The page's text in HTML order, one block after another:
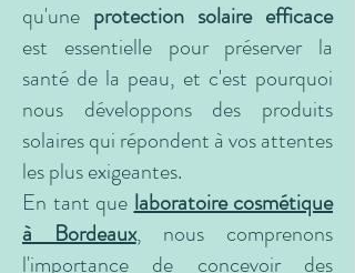
qu'une protection solaire efficace
est essentielle pour préserver la
santé de la peau, et c'est pourquoi
nous développons des produits
solaires qui répondent à vos attentes
les plus exigeantes.
En tant quelaboratoire cosmétique
à Bordeaux, nous comprenons
l'importance de concevoir des